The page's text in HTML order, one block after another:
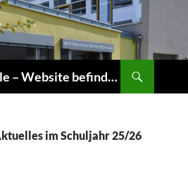
Ritter-von-Spix-Schule – Website befindet sich gerade im Umbau! Informationen sind jedoch aktuell!
im Schuljahr 25/26